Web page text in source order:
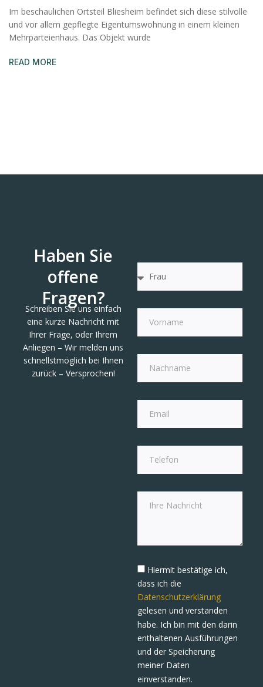
Im beschaulichen Ortsteil Bliesheim befindet sich diese stilvolle
und vor allem gepflegte Eigentumswohnung in einem kleinen
Mehrparteienhaus. Das Objekt wurde
READ MORE
Haben Sie
offene
Fragen?
Schreiben Sie uns einfach
eine kurze Nachricht mit
Ihrer Frage, oder Ihrem
Anliegen – Wir melden uns
schnellstmöglich bei Ihnen
zurück – Versprochen!
Hiermit bestätige ich,
dass ich die
Datenschutzerklärung
gelesen und verstanden
habe. Ich bin mit den darin
enthaltenen Ausführungen
und der Speicherung
meiner Daten
einverstanden.